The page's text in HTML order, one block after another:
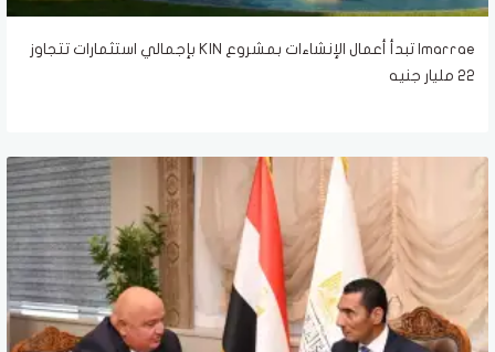
Imarrae تبدأ أعمال الإنشاءات بمشروع KIN بإجمالي استثمارات تتجاوز
22 مليار جنيه